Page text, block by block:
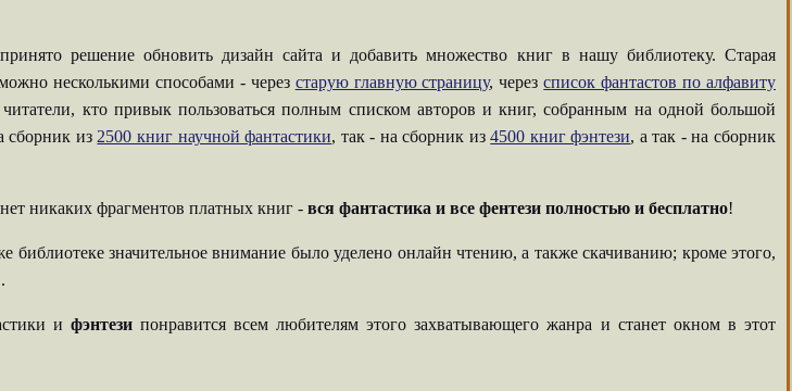
решение обновить дизайн сайта и добавить множество книг в нашу библиотеку. Старая
несколькими способами - через старую главную страницу, черезсписок фантастов по алфавиту
кто привык пользоваться полным списком авторов и книг, собранным на одной большой
сборник из 2500 книг научной фантастики, так - на сборник из4500 книг фэнтези, а так - на сборник
никаких фрагментов платных книг - вся фантастика и все фентези полностью и бесплатно!
библиотеке значительное внимание было уделено онлайн чтению, а также скачиванию; кроме этого,
и фэнтезипонравится всем любителям этого захватывающего жанра и станет окном в этот